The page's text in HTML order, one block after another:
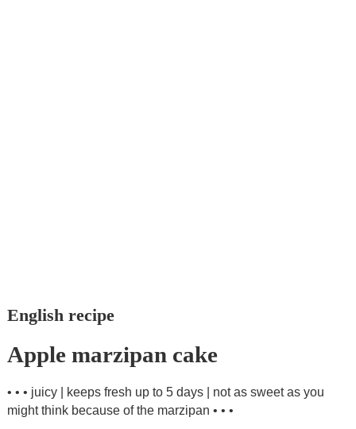
English recipe
Apple marzipan cake
• • • juicy | keeps fresh up to 5 days | not as sweet as you
might think because of the marzipan • • •